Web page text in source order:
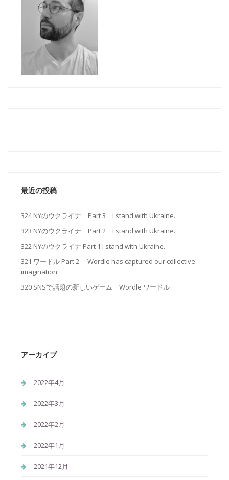
最近の投稿
324 NYのウクライナ Part 3 I stand with Ukraine.
323 NYのウクライナ Part 2 I stand with Ukraine.
322 NYのウクライナ Part 1 I stand with Ukraine.
321 ワードル Part 2 Wordle has captured our collective
imagination
320 SNSで話題の新しいゲーム Wordle ワードル
アーカイブ
2022年4月
2022年3月
2022年2月
2022年1月
2021年12月